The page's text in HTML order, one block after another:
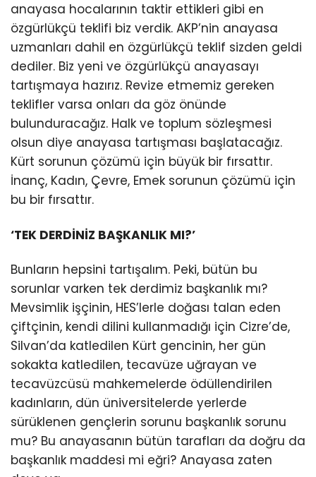
anayasa hocalarının taktir ettikleri gibi en
özgürlükçü teklifi biz verdik. AKP’nin anayasa
uzmanları dahil en özgürlükçü teklif sizden geldi
dediler. Biz yeni ve özgürlükçü anayasayı
tartışmaya hazırız. Revize etmemiz gereken
teklifler varsa onları da göz önünde
bulunduracağız. Halk ve toplum sözleşmesi
olsun diye anayasa tartışması başlatacağız.
Kürt sorunun çözümü için büyük bir fırsattır.
İnanç, Kadın, Çevre, Emek sorunun çözümü için
bu bir fırsattır.
‘TEK DERDİNİZ BAŞKANLIK MI?’
Bunların hepsini tartışalım. Peki, bütün bu
sorunlar varken tek derdimiz başkanlık mı?
Mevsimlik işçinin, HES’lerle doğası talan eden
çiftçinin, kendi dilini kullanmadığı için Cizre’de,
Silvan’da katledilen Kürt gencinin, her gün
sokakta katledilen, tecavüze uğrayan ve
tecavüzcüsü mahkemelerde ödüllendirilen
kadınların, dün üniversitelerde yerlerde
sürüklenen gençlerin sorunu başkanlık sorunu
mu? Bu anayasanın bütün tarafları da doğru da
başkanlık maddesi mi eğri? Anayasa zaten